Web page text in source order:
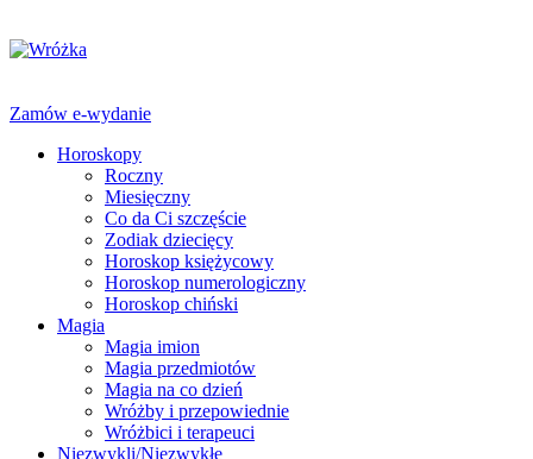
Zamów e-wydanie
Horoskopy
Roczny
Miesięczny
Co da Ci szczęście
Zodiak dziecięcy
Horoskop księżycowy
Horoskop numerologiczny
Horoskop chiński
Magia
Magia imion
Magia przedmiotów
Magia na co dzień
Wróżby i przepowiednie
Wróżbici i terapeuci
Niezwykli/Niezwykłe